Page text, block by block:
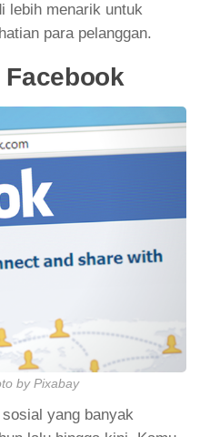
lebih menarik untuk
para pelanggan.
by Pixabay
yang banyak